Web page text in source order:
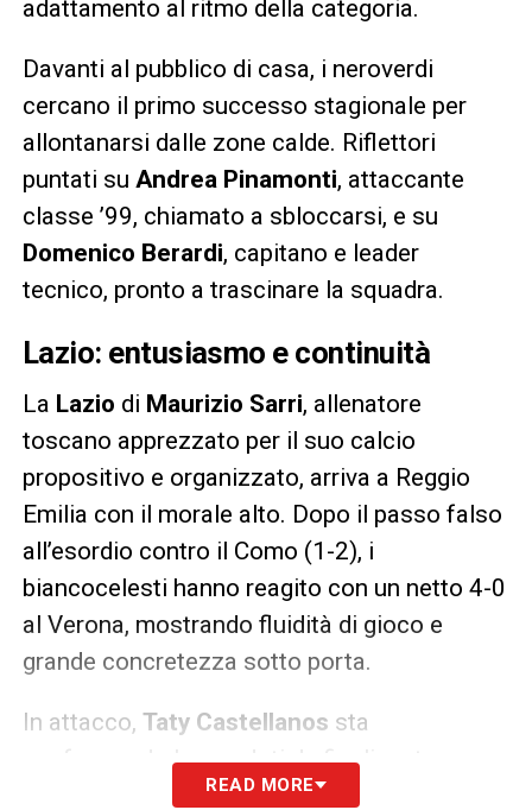
adattamento al ritmo della categoria.
Davanti al pubblico di casa, i neroverdi
cercano il primo successo stagionale per
allontanarsi dalle zone calde. Riflettori
puntati su Andrea Pinamonti, attaccante
classe ’99, chiamato a sbloccarsi, e su
Domenico Berardi, capitano e leader
tecnico, pronto a trascinare la squadra.
Lazio: entusiasmo e continuità
La Lazio di Maurizio Sarri, allenatore
toscano apprezzato per il suo calcio
propositivo e organizzato, arriva a Reggio
Emilia con il morale alto. Dopo il passo falso
all’esordio contro il Como (1-2), i
biancocelesti hanno reagito con un netto 4-0
al Verona, mostrando fluidità di gioco e
grande concretezza sotto porta.
In attacco, Taty Castellanos sta
confermando le sue doti da finalizzatore,
Mattia Zaccagniaggiunge
READ MORE